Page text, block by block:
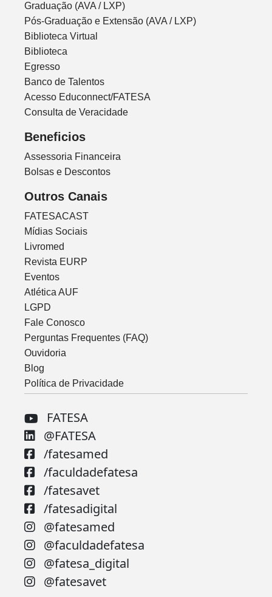
Graduação (AVA / LXP)
Pós-Graduação e Extensão (AVA / LXP)
Biblioteca Virtual
Biblioteca
Egresso
Banco de Talentos
Acesso Educonnect/FATESA
Consulta de Veracidade
Beneficios
Assessoria Financeira
Bolsas e Descontos
Outros Canais
FATESACAST
Mídias Sociais
Livromed
Revista EURP
Eventos
Atlética AUF
LGPD
Fale Conosco
Perguntas Frequentes (FAQ)
Ouvidoria
Blog
Política de Privacidade
FATESA
@FATESA
/fatesamed
/faculdadefatesa
/fatesavet
/fatesadigital
@fatesamed
@faculdadefatesa
@fatesa_digital
@fatesavet